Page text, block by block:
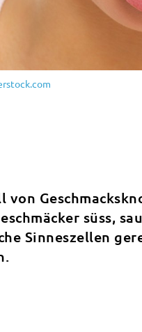
von
süss,
Sinneszellen